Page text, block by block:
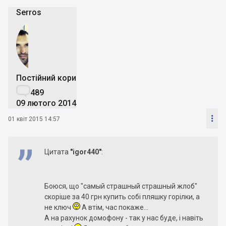
Serros
Постійний користувач
489
09 лютого 2014
01 квіт 2015 14:57 
Цитата "igor440":
Боюся, що "самый страшный страшный жлоб"
скоріше за 40 грн купить собі пляшку горілки, а
не ключ
А втім, час покаже...
А на рахунок домофону - так у нас буде, і навіть